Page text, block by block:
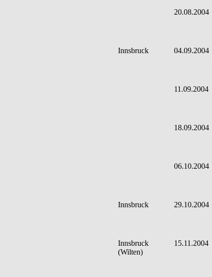
20.08.2004
Innsbruck 04.09.2004
11.09.2004
18.09.2004
06.10.2004
Innsbruck 29.10.2004
Innsbruck
(Wilten)
15.11.2004